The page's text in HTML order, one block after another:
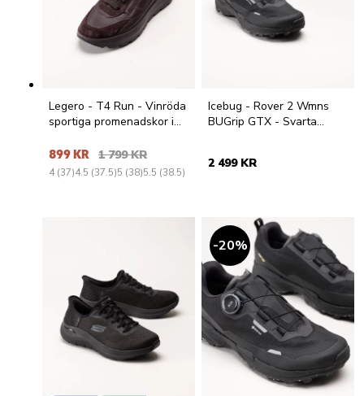
Legero - T4 Run - Vinröda
sportiga promenadskor i
899 KR 1 799 KR
4 (37)4.5 (37.5)5 (38)5.5 (38.5)
Icebug - Rover 2 Wmns
BUGrip GTX - Svarta
2 499 KR
20%